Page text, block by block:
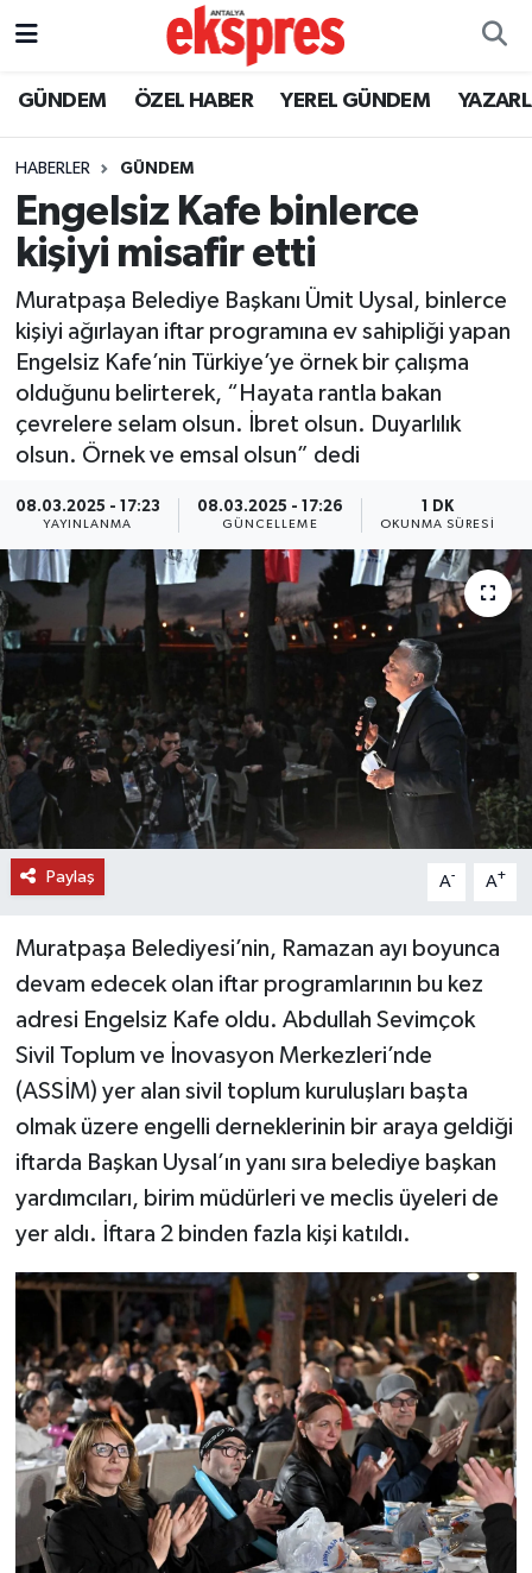
GÜNDEM ÖZEL HABER YEREL GÜNDEM
HABERLER GÜNDEM
Engelsiz Kafe binlerce
kişiyi misafir etti
Muratpaşa Belediye Başkanı Ümit Uysal, binlerce
kişiyi ağırlayan iftar programına ev sahipliği yapan
Engelsiz Kafe’nin Türkiye’ye örnek bir çalışma
olduğunu belirterek, “Hayata rantla bakan
çevrelere selam olsun. İbret olsun. Duyarlılık
olsun. Örnek ve emsal olsun” dedi
08.03.2025 - 17:23
YAYINLANMA
08.03.2025 - 17:26
GÜNCELLEME
1 DK
OKUNMA SÜRESI
Paylaş A- A+
Muratpaşa Belediyesi’nin, Ramazan ayı boyunca
devam edecek olan iftar programlarının bu kez
adresi Engelsiz Kafe oldu. Abdullah Sevimçok
Sivil Toplum ve İnovasyon Merkezleri’nde
(ASSİM) yer alan sivil toplum kuruluşları başta
olmak üzere engelli derneklerinin bir araya geldiği
iftarda Başkan Uysal’ın yanı sıra belediye başkan
yardımcıları, birim müdürleri ve meclis üyeleri de
yer aldı. İftara 2 binden fazla kişi katıldı.
ÖZEL HABER
YEREL GÜNDEM
EKONOMİ
KÜLTÜR - SANAT
SPOR
SİYASET
SAĞLIK
DÜNYA
EĞİTİM
TURİZM
RÖPORTAJ
VİDEO HABERLER
YAZARLAR
RESMİ İLAN
Nöbetçi Eczaneler
Trafik Durumu
Süper Lig Puan Durumu ve Fikstür
Tüm Manşetler
Son Dakika Haberleri
Haber Arşivi